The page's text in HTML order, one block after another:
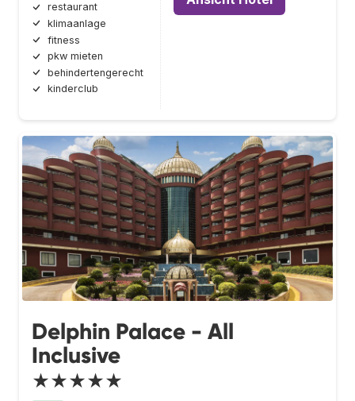
restaurant
klimaanlage
fitness
pkw mieten
behindertengerecht
kinderclub
Delphin Palace - All
Inclusive
★★★★★